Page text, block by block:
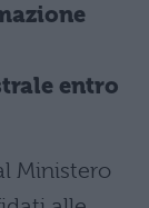
entro
Ministero